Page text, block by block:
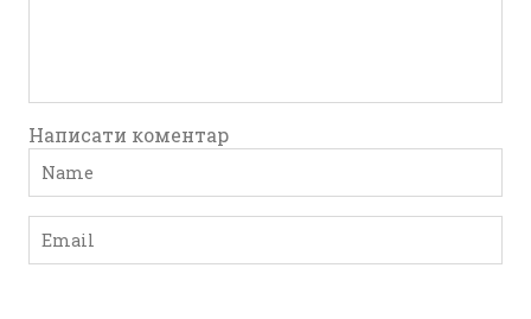
Написати коментар